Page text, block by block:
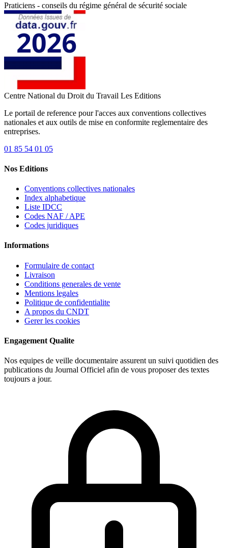
Praticiens - conseils du régime général de sécurité sociale
Centre National du Droit du Travail Les Editions
Le portail de reference pour l'acces aux conventions collectives
nationales et aux outils de mise en conformite reglementaire des
entreprises.
01 85 54 01 05
Nos Editions
Conventions collectives nationales
Index alphabetique
Liste IDCC
Codes NAF / APE
Codes juridiques
Informations
Formulaire de contact
Livraison
Conditions generales de vente
Mentions legales
Politique de confidentialite
A propos du CNDT
Gerer les cookies
Engagement Qualite
Nos equipes de veille documentaire assurent un suivi quotidien des
publications du Journal Officiel afin de vous proposer des textes
toujours a jour.